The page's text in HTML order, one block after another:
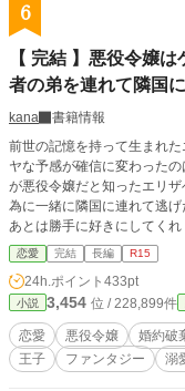
6
【 完結 】悪役令嬢
者の弟を連れて隣国
kana
書籍情報
前世の記憶を持って生まれた
ヤな予感が確信に変わったの
が悪役令嬢だと知ったエリ
為に一緒に隣国に連れて逃げた。 悪役令嬢がいないゲームの事など関
あとは勝手に好きにしてくれ！ 設定ゆるゆるでご都合主義です。 毎日一話
していきます。
恋愛 完結 長編 R15
24h.ポイント 433pt
小説 3,454 位 / 228,899件
恋愛 悪役令嬢 婚約破
王子
ファンタジー 溺